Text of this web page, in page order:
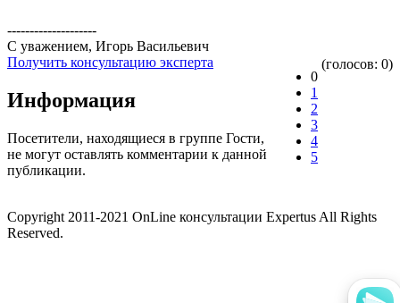
--------------------
С уважением, Игорь Васильевич
Получить консультацию эксперта
0
1
2
3
4
5
(голосов: 0)
Информация
Посетители, находящиеся в группе Гости,
не могут оставлять комментарии к данной
публикации.
Copyright 2011-2021 OnLine консультации Expertus All Rights
Reserved.